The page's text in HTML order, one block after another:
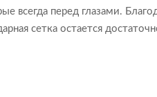
всегда перед глазами.
сетка остается